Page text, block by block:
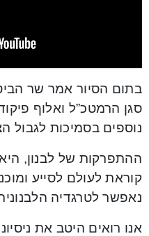
בתום הסיור אמר שר
סגן הרמטכ”ל ואלוף
נוספים בסמיכות לגבול
ההתפרקות של לבנון,
קוראת לעולם לסייע
נאפשר לטרגדיה
אנו רואים היטב את